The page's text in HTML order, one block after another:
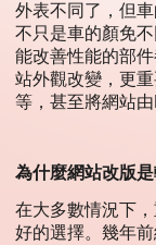
外表不同了，但
不只是車的顏免
能改善性能的部
站外觀改變，更
等，甚至將網站
為什麼網站改版
在大多數情況下
好的選擇。幾年